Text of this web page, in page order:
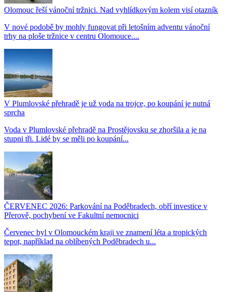
Olomouc řeší vánoční tržnici. Nad vyhlídkovým kolem visí otazník
V nové podobě by mohly fungovat při letošním adventu vánoční
trhy na ploše tržnice v centru Olomouce....
V Plumlovské přehradě je už voda na trojce, po koupání je nutná
sprcha
Voda v Plumlovské přehradě na Prostějovsku se zhoršila a je na
stupni tři. Lidé by se měli po koupání...
ČERVENEC 2026: Parkování na Poděbradech, obří investice v
Přerově, pochybení ve Fakultní nemocnici
Červenec byl v Olomouckém kraji ve znamení léta a tropických
tepot, například na oblíbených Poděbradech u...